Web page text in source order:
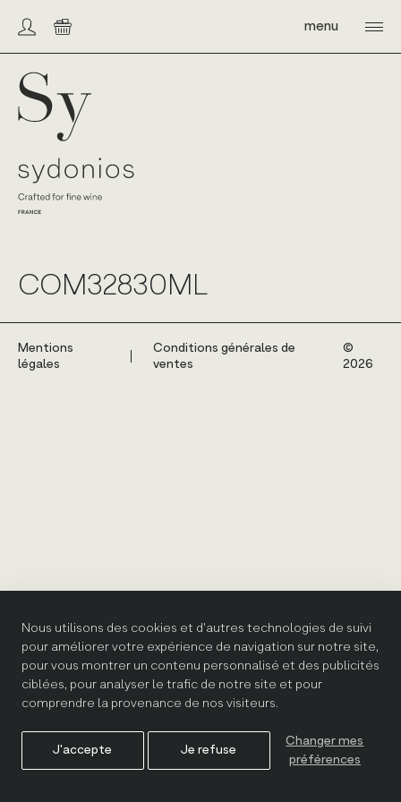
Nous utilisons des cookies et d'autres technologies de suivi
pour améliorer votre expérience de navigation sur notre site,
pour vous montrer un contenu personnalisé et des publicités
ciblées, pour analyser le trafic de notre site et pour
comprendre la provenance de nos visiteurs.
J'accepte Je refuse
Changer mes
préférences
contentCompte/connexion
Panier menu
COM32830ML
Mentions
légales
Conditions générales de
ventes
©️
2026